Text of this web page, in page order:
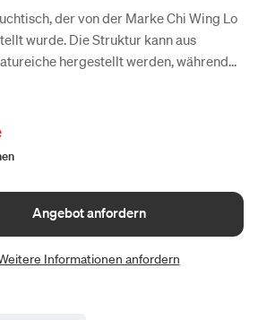
der von der Marke Chi Wing Lo
wurde. Die Struktur kann aus
hergestellt werden, während...
Angebot anfordern
Informationen anfordern